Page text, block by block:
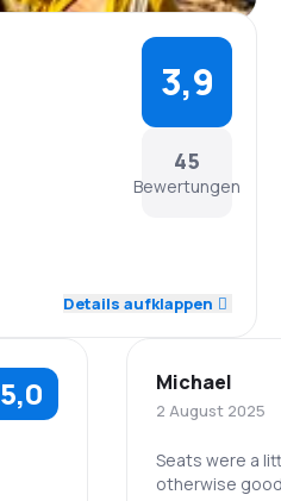
45
Bewertungen
3,9
4,1
3,9
Details aufklappen
5,0 Michael
2 August 2025
Seats were a
otherwise